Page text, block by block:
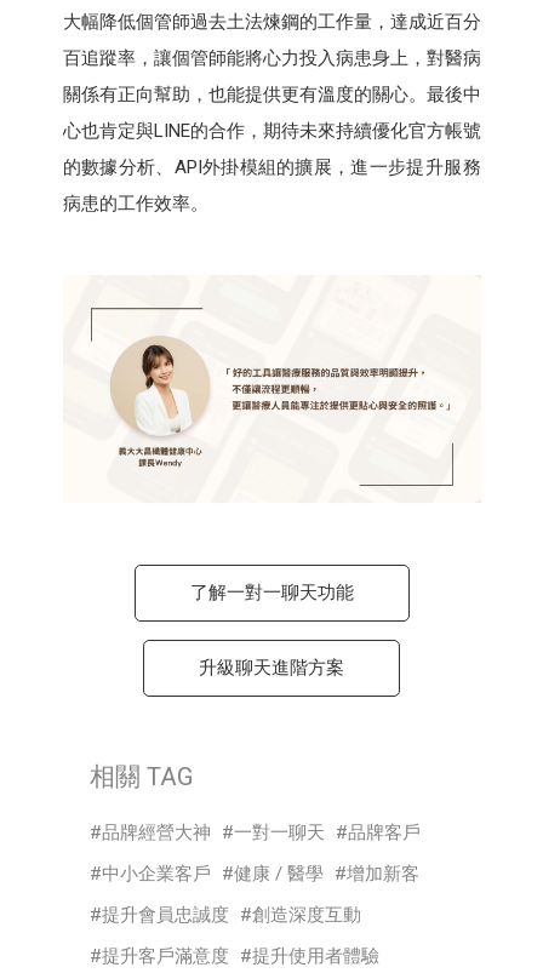
大幅降低個管師過去土法煉鋼的工作量，達成近百分
百追蹤率，讓個管師能將心力投入病患身上，對醫病
關係有正向幫助，也能提供更有溫度的關心。最後中
心也肯定與LINE的合作，期待未來持續優化官方帳號
的數據分析、API外掛模組的擴展，進一步提升服務
病患的工作效率。
了解一對一聊天功能
升級聊天進階方案
相關 TAG
品牌經營大神 一對一聊天
品牌客戶
中小企業客戶
健康 / 醫學
增加新客
提升會員忠誠度
創造深度互動
提升客戶滿意度
提升使用者體驗